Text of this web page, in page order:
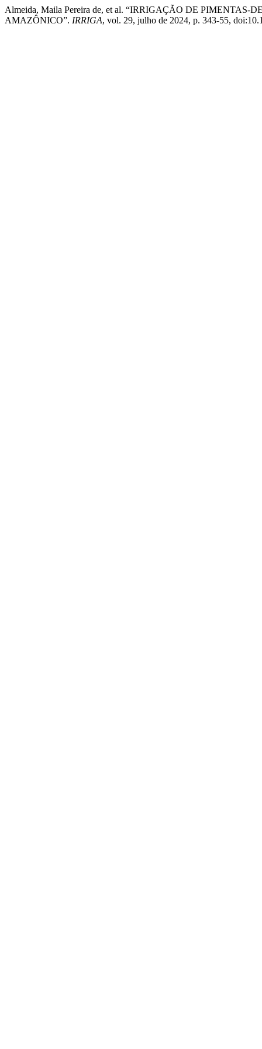
Almeida, Maila Pereira de, et al. “IRRIGAÇÃO DE PIMENTAS-
AMAZÔNICO”. IRRIGA, vol. 29, julho de 2024, p. 343-55,